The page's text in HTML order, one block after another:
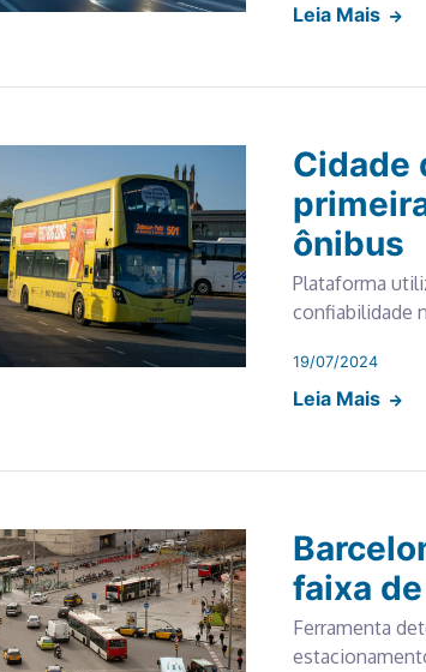
Leia Mais
Cidade
ônibus
Plataforma
confiabilidade
19/07/2024
Leia Mais
faixa
Ferramenta